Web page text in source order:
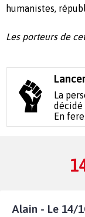
humanistes,
Les porteurs de
La
décidé
En
Alain - Le 14/